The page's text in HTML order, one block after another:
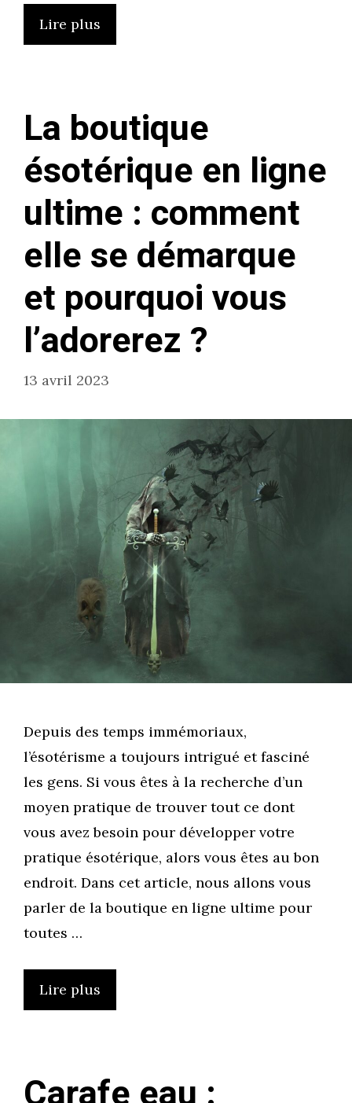
Lire plus
La boutique
ésotérique en ligne
ultime : comment
elle se démarque
et pourquoi vous
l’adorerez ?
13 avril 2023
Depuis des temps immémoriaux,
l’ésotérisme a toujours intrigué et fasciné
les gens. Si vous êtes à la recherche d’un
moyen pratique de trouver tout ce dont
vous avez besoin pour développer votre
pratique ésotérique, alors vous êtes au bon
endroit. Dans cet article, nous allons vous
parler de la boutique en ligne ultime pour
toutes …
Lire plus